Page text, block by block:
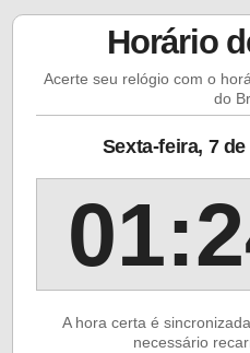
Horário
Acerte seu relógio com o
do
Sexta-feira, 7
A hora certa é
necessário